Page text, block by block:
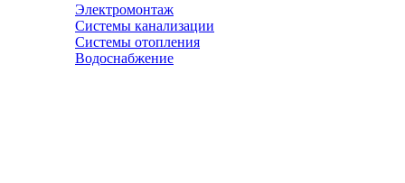
Электромонтаж
Системы канализации
Системы отопления
Водоснабжение